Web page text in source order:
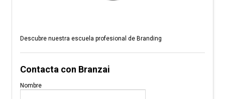
Descubre nuestra escuela profesional de Branding
Contacta con Branzai
Nombre